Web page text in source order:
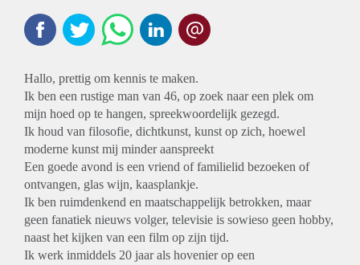
Hallo, prettig om kennis te maken.
Ik ben een rustige man van 46, op zoek naar een plek om
mijn hoed op te hangen, spreekwoordelijk gezegd.
Ik houd van filosofie, dichtkunst, kunst op zich, hoewel
moderne kunst mij minder aanspreekt
Een goede avond is een vriend of familielid bezoeken of
ontvangen, glas wijn, kaasplankje.
Ik ben ruimdenkend en maatschappelijk betrokken, maar
geen fanatiek nieuws volger, televisie is sowieso geen hobby,
naast het kijken van een film op zijn tijd.
Ik werk inmiddels 20 jaar als hovenier op een